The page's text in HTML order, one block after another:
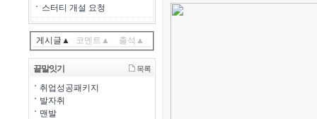
스터티 개설 요청
게시글▲ 코멘트▲ 출석▲
끝말잇기 목록
취업성공패키지
발자취
맨발